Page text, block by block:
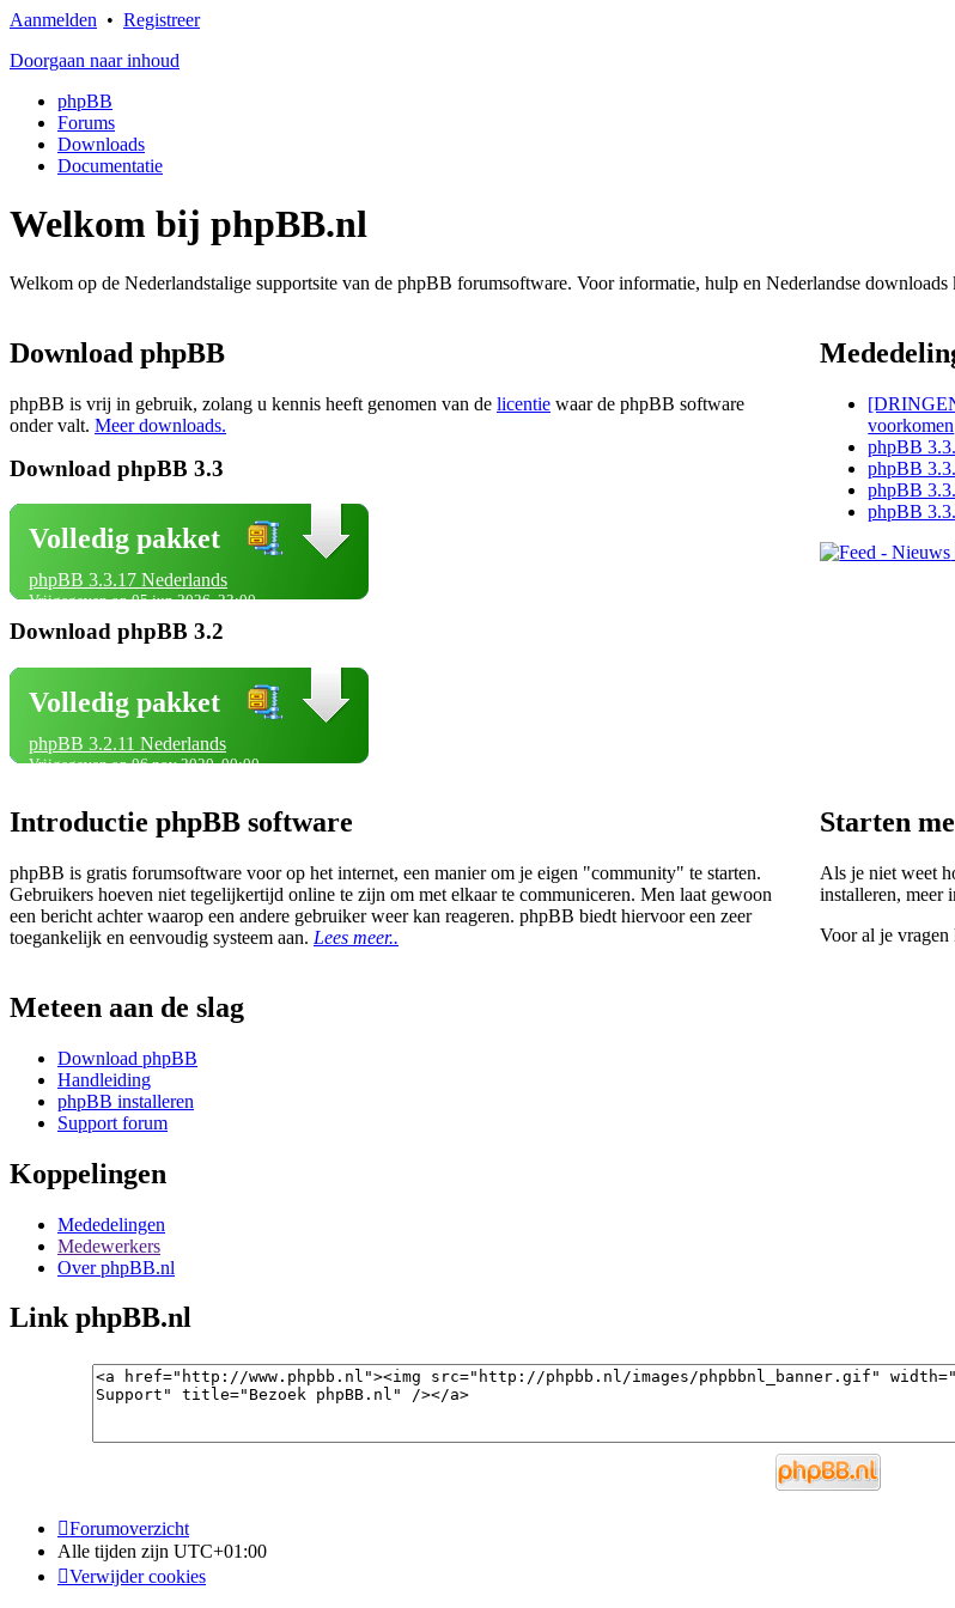
Aanmelden • Registreer
Doorgaan naar inhoud
phpBB
Forums
Downloads
Documentatie
Welkom bij phpBB.nl
Welkom op de Nederlandstalige supportsite van de phpBB forumsoftware. Voor informatie, hulp en Nederlandse downloads
Download phpBB
phpBB is vrij in gebruik, zolang u kennis heeft genomen van de licentie waar de phpBB software
onder valt. Meer downloads.
Download phpBB 3.3
Volledig pakket
phpBB 3.3.17 Nederlands
Vrijgegeven op 05 jun 2026, 23:00
Download phpBB 3.2
Volledig pakket
phpBB 3.2.11 Nederlands
Vrijgegeven op 06 nov 2020, 00:00
voorkomen
phpBB
phpBB
phpBB
phpBB
Introductie phpBB software
phpBB is gratis forumsoftware voor op het internet, een manier om je eigen "community" te starten.
Gebruikers hoeven niet tegelijkertijd online te zijn om met elkaar te communiceren. Men laat gewoon
een bericht achter waarop een andere gebruiker weer kan reageren. phpBB biedt hiervoor een zeer
toegankelijk en eenvoudig systeem aan. Lees meer..
Starten
Als je niet weet
installeren,
Voor al je
Meteen aan de slag
Download phpBB
Handleiding
phpBB installeren
Support forum
Koppelingen
Mededelingen
Medewerkers
Over phpBB.nl
Link phpBB.nl
Forumoverzicht
Alle tijden zijn UTC+01:00
Verwijder cookies